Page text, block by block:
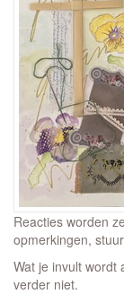
Reacties worden
opmerkingen,
Wat je invult wordt
verder niet.